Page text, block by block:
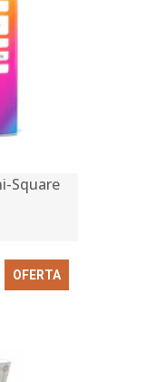
Square
OFERTA